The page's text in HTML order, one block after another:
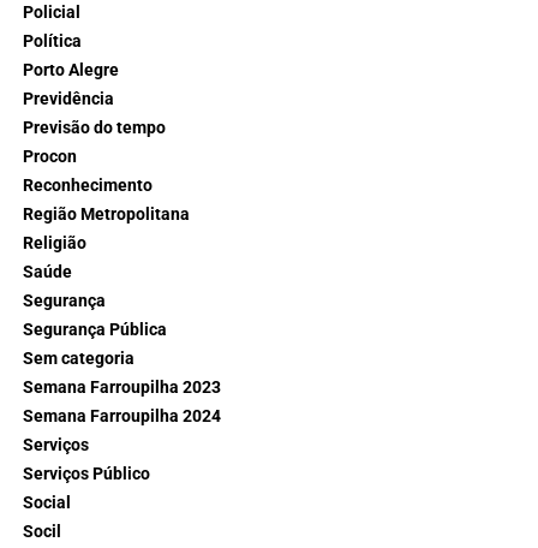
Policial
Política
Porto Alegre
Previdência
Previsão do tempo
Procon
Reconhecimento
Região Metropolitana
Religião
Saúde
Segurança
Segurança Pública
Sem categoria
Semana Farroupilha 2023
Semana Farroupilha 2024
Serviços
Serviços Público
Social
Socil